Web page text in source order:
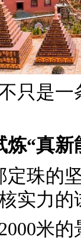
只是
炼“真新
定珠的
实力的
米